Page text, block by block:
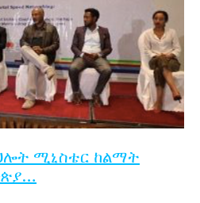
ሚኒስቴር ከልማት